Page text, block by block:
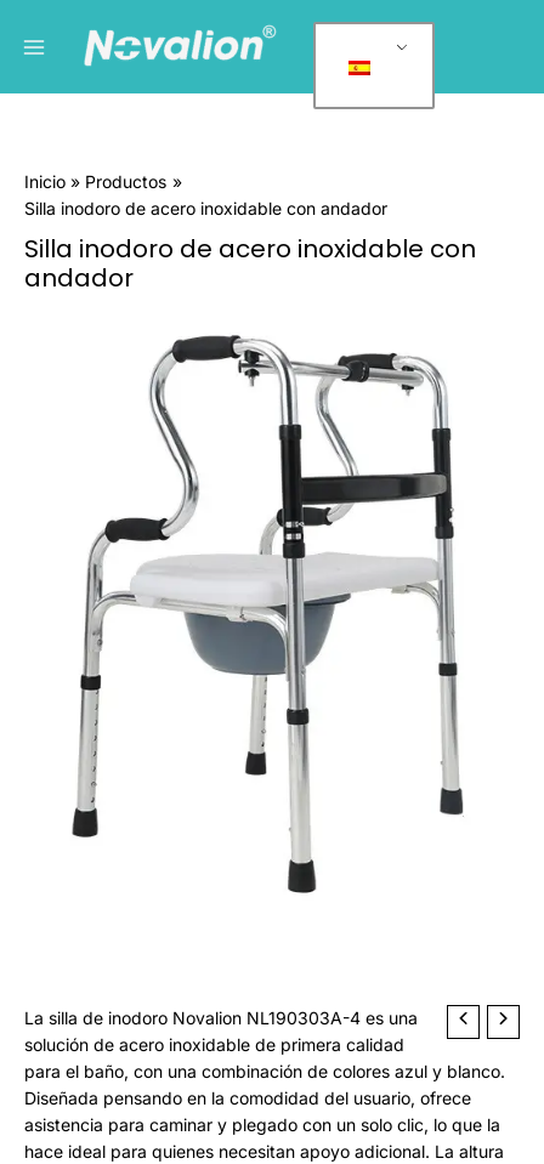
principal
a
o
r
í
a
Inicio
Productos
Silla inodoro de acero inoxidable con andador
Silla inodoro de acero inoxidable con
andador
La silla de inodoro Novalion NL190303A-4 es una
solución de acero inoxidable de primera calidad
para el baño, con una combinación de colores azul y blanco.
Diseñada pensando en la comodidad del usuario, ofrece
asistencia para caminar y plegado con un solo clic, lo que la
hace ideal para quienes necesitan apoyo adicional. La altura